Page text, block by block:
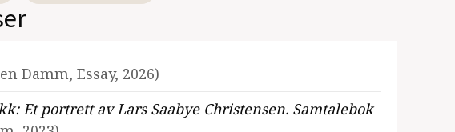
Damm, Essay, 2026)
Et portrett av Lars Saabye Christensen. Samtalebok